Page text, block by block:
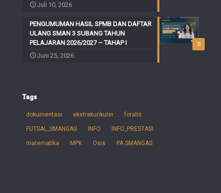
Juli 10, 2026
0
PENGUMUMAN HASIL SPMB DAN DAFTAR
ULANG SMAN 3 SUBANG TAHUN
PELAJARAN 2026/2027 – TAHAP I
Juni 25, 2026
Tags
dokumentasi ekstrakurikuler foralis
FUTSAL_SMANGAS INFO INFO_PRESTASI
matematika MPK Osis PA SMANGAS